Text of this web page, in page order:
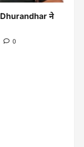
Dhurandhar ने
0